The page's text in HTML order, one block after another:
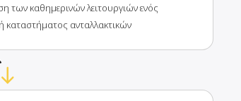
των καθημερινών λειτουργιών ενός
καταστήματος ανταλλακτικών